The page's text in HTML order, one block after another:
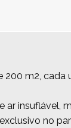
200 m2, cada
ar insuflável,
no